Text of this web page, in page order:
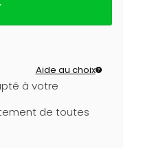
Aide au choix
à votre
de toutes